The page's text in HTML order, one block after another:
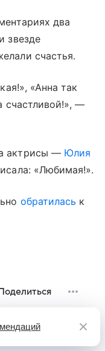
два
звезде
счастья.
«Анна так
счастливой!», —
актрисы — Юлия
«Любимая!».
обратилась к
Поделиться